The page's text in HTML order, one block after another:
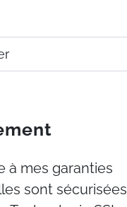
à mes garanties
sont sécurisées